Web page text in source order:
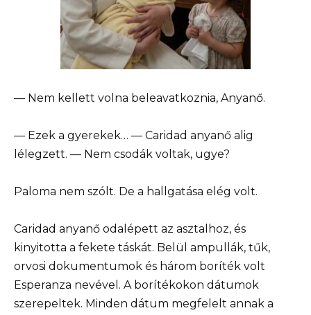
— Nem kellett volna beleavatkoznia, Anyanő.
— Ezek a gyerekek… — Caridad anyanő alig
lélegzett. — Nem csodák voltak, ugye?
Paloma nem szólt. De a hallgatása elég volt.
Caridad anyanő odalépett az asztalhoz, és
kinyitotta a fekete táskát. Belül ampullák, tűk,
orvosi dokumentumok és három boríték volt
Esperanza nevével. A borítékokon dátumok
szerepeltek. Minden dátum megfelelt annak a